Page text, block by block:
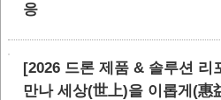
응
[2026 드론 제품 & 솔루션 리
만나 세상(世上)을 이롭게(惠